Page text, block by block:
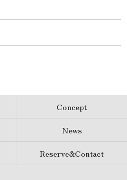
Concept
News
Reserve&Contact